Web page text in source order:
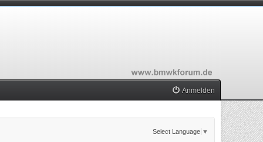
Anmelden
Select Language ▼